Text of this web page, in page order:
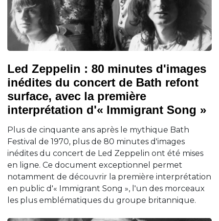
Led Zeppelin : 80 minutes d'images
inédites du concert de Bath refont
surface, avec la première
interprétation d'« Immigrant Song »
Plus de cinquante ans après le mythique Bath
Festival de 1970, plus de 80 minutes d'images
inédites du concert de Led Zeppelin ont été mises
en ligne. Ce document exceptionnel permet
notamment de découvrir la première interprétation
en public d'« Immigrant Song », l'un des morceaux
les plus emblématiques du groupe britannique.